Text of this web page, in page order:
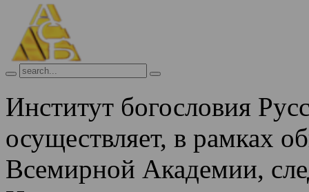
Институт богословия
осуществляет, в рамках
Всемирной Академии,